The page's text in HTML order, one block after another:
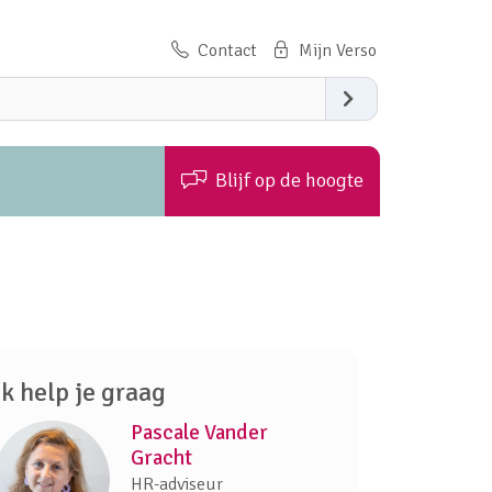
Contact
Zoeken
Blijf op de hoogte
help je graag
Pascale Vander
Gracht
HR-adviseur